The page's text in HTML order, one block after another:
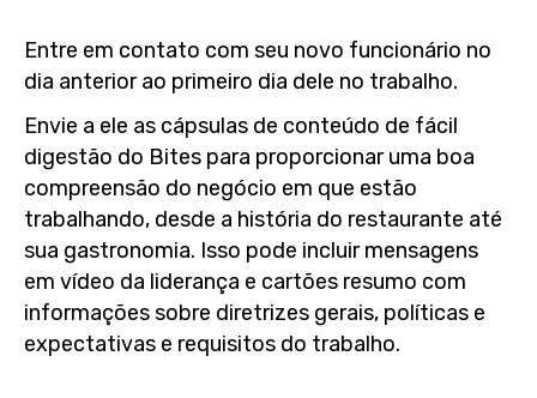
Entre em contato com seu novo funcionário no
dia anterior ao primeiro dia dele no trabalho.
Envie a ele as cápsulas de conteúdo de fácil
digestão do Bites para proporcionar uma boa
compreensão do negócio em que estão
trabalhando, desde a história do restaurante até
sua gastronomia. Isso pode incluir mensagens
em vídeo da liderança e cartões resumo com
informações sobre diretrizes gerais, políticas e
expectativas e requisitos do trabalho.